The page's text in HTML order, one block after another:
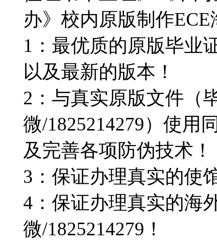
办》校内原版制作
1：最优质的原版毕业
以及最新的版本！
2：与真实原版文件（
微/1825214279）使用
及完善各项防伪技术！
3：保证办理真实的使
4：保证办理真实的海
微/1825214279！